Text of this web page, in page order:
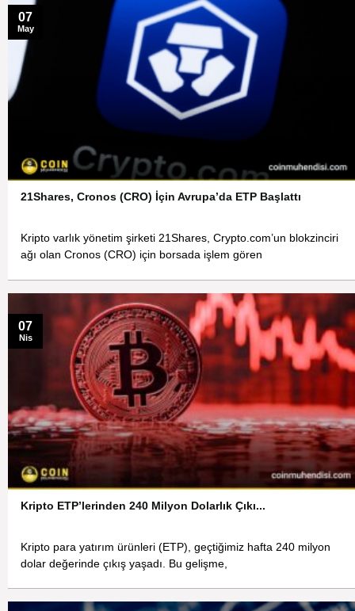
21Shares, Cronos (CRO) İçin Avrupa’da ETP Başlattı
Kripto varlık yönetim şirketi 21Shares, Crypto.com’un blokzinciri
ağı olan Cronos (CRO) için borsada işlem gören
07
May
Kripto ETP’lerinden 240 Milyon Dolarlık Çıkı...
Kripto para yatırım ürünleri (ETP), geçtiğimiz hafta 240 milyon
dolar değerinde çıkış yaşadı. Bu gelişme,
07
Nis